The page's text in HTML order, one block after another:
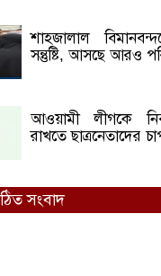
শাহজালাল
সন্তুষ্টি, আসছে আরও
আওয়ামী লীগকে
রাখতে ছাত্রনেতাদের
সংবাদ